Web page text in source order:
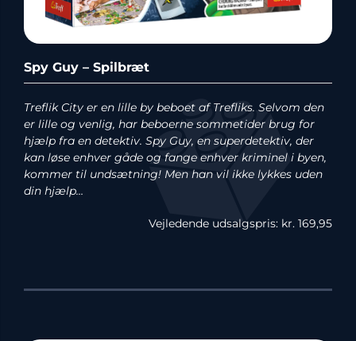
Spy Guy – Spilbræt
Treflik City er en lille by beboet af Trefliks. Selvom den
er lille og venlig, har beboerne sommetider brug for
hjælp fra en detektiv. Spy Guy, en superdetektiv, der
kan løse enhver gåde og fange enhver kriminel i byen,
kommer til undsætning! Men han vil ikke lykkes uden
din hjælp…
Vejledende udsalgspris: kr. 169,95